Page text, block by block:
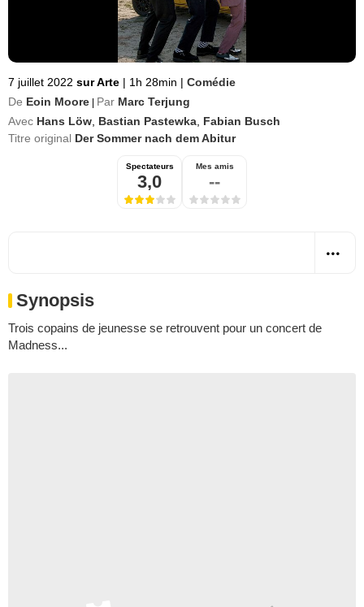
7 juillet 2022 sur Arte | 1h 28min | Comédie
De Eoin Moore Par Marc Terjung
Avec Hans Löw Bastian Pastewka Fabian Busch
Titre original Der Sommer nach dem Abitur
Spectateurs
3,0
Mes amis
--
Synopsis
Trois copains de jeunesse se retrouvent pour un concert de
Madness...